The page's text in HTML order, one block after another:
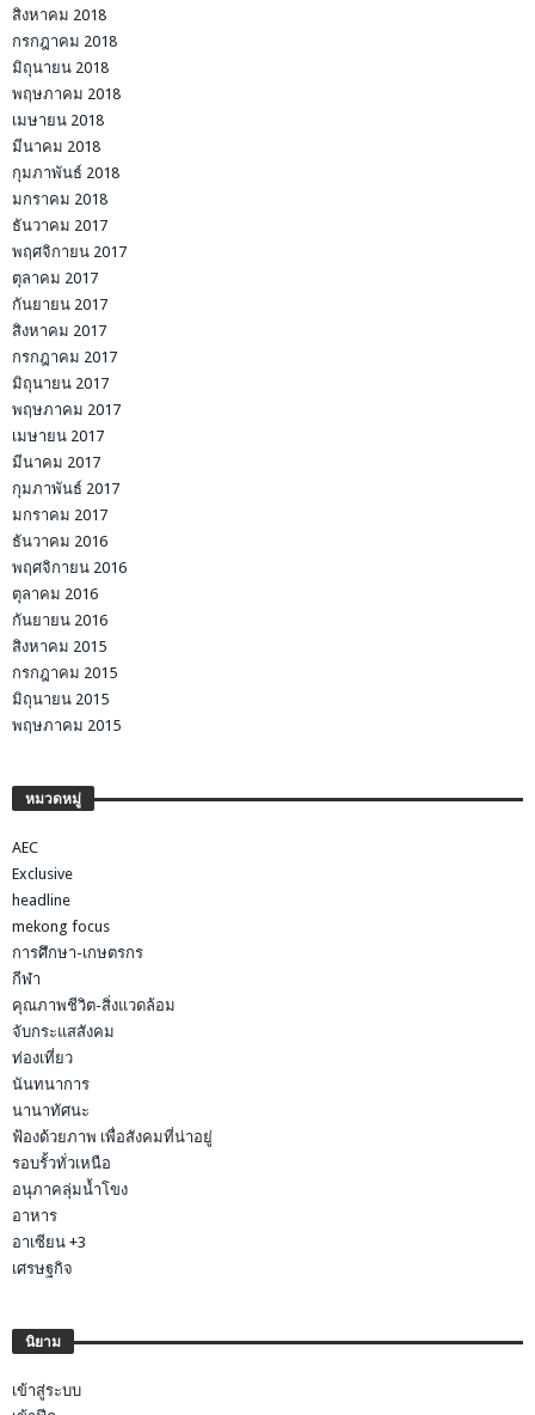
สิงหาคม 2018
กรกฎาคม 2018
มิถุนายน 2018
พฤษภาคม 2018
เมษายน 2018
มีนาคม 2018
กุมภาพันธ์ 2018
มกราคม 2018
ธันวาคม 2017
พฤศจิกายน 2017
ตุลาคม 2017
กันยายน 2017
สิงหาคม 2017
กรกฎาคม 2017
มิถุนายน 2017
พฤษภาคม 2017
เมษายน 2017
มีนาคม 2017
กุมภาพันธ์ 2017
มกราคม 2017
ธันวาคม 2016
พฤศจิกายน 2016
ตุลาคม 2016
กันยายน 2016
สิงหาคม 2015
กรกฎาคม 2015
มิถุนายน 2015
พฤษภาคม 2015
หมวดหมู่
AEC
Exclusive
headline
mekong focus
การศึกษา-เกษตรกร
กีฬา
คุณภาพชีวิต-สิ่งแวดล้อม
จับกระแสสังคม
ท่องเที่ยว
นันทนาการ
นานาทัศนะ
ฟ้องด้วยภาพ เพื่อสังคมที่น่าอยู่
รอบรั้วทั่วเหนือ
อนุภาคลุ่มน้ำโขง
อาหาร
อาเซียน +3
เศรษฐกิจ
นิยาม
เข้าสู่ระบบ